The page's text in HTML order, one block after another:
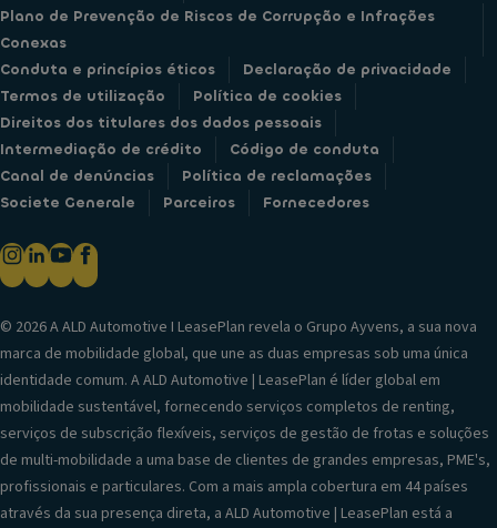
Plano de Prevenção de Riscos de Corrupção e Infrações
Conexas
Conduta e princípios éticos
Declaração de privacidade
Termos de utilização
Política de cookies
Direitos dos titulares dos dados pessoais
Intermediação de crédito
Código de conduta
Canal de denúncias
Política de reclamações
Societe Generale
Parceiros Fornecedores
© 2026 A ALD Automotive I LeasePlan revela o Grupo Ayvens, a sua nova
marca de mobilidade global, que une as duas empresas sob uma única
identidade comum. A ALD Automotive | LeasePlan é líder global em
mobilidade sustentável, fornecendo serviços completos de renting,
serviços de subscrição flexíveis, serviços de gestão de frotas e soluções
de multi-mobilidade a uma base de clientes de grandes empresas, PME's,
profissionais e particulares. Com a mais ampla cobertura em 44 países
através da sua presença direta, a ALD Automotive | LeasePlan está a